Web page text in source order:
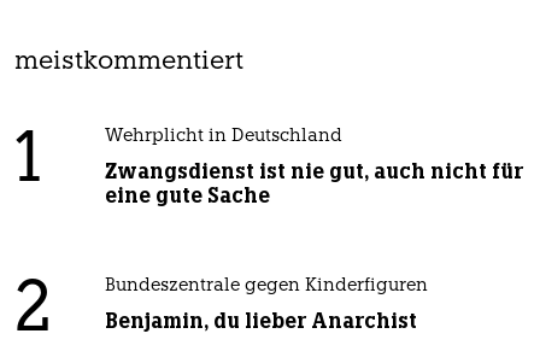
meistkommentiert
1 Wehrplicht in Deutschland
Zwangsdienst ist nie gut, auch nicht für
eine gute Sache
2 Bundeszentrale gegen Kinderfiguren
Benjamin, du lieber Anarchist